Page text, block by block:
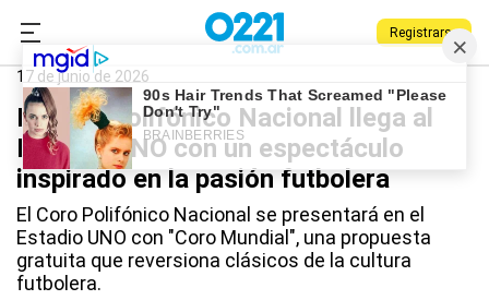
Registrarse
0221.com.ar Deportes
17 de junio de 2026
El Coro Polifónico Nacional llega al
Estadio UNO con un espectáculo
inspirado en la pasión futbolera
El Coro Polifónico Nacional se presentará en el
Estadio UNO con "Coro Mundial", una propuesta
gratuita que reversiona clásicos de la cultura
futbolera.